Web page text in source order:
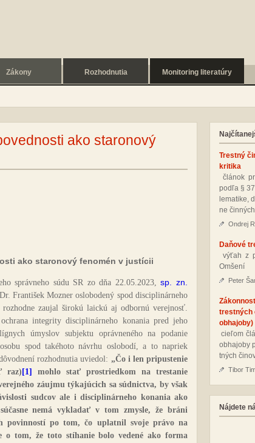
Zákony Rozhodnutia Monitoring literatúry
ako staronový
ako staronový fenomén v justícii
správneho súdu SR zo dňa 22.05.2023,sp. zn.
František Mozner oslobodený spod disciplinárneho
zaujal širokú laickú aj odbornú verejnosť.
integrity disciplinárneho konania pred jeho
úmyslov subjektu oprávneného na podanie
spod takéhoto návrhu oslobodí, a to napriek
rozhodnutia uviedol: „Čo i len pripustenie
raz) [1]
mohlo stať prostriedkom na trestanie
záujmu týkajúcich sa súdnictva, by však
sudcov ale i disciplinárneho konania ako
nemá vykladať v tom zmysle, že bráni
povinností po tom, čo uplatnil svoje právo na
o tom, že toto stíhanie bolo vedené ako forma
Trestný
kritika
člá­nok
pod­ľa §
le­ma­ti­ke,
ne
Ondrej
Daňové
vý­ťah z
Om­še­ní
Peter
trestných
obhajoby)
cie­ľom
ob­ha­jo­by
tných
Tibor
Nájdete